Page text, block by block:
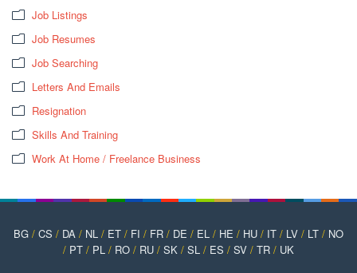
Job Listings
Job Resumes
Job Searching
Letters And Emails
Resignation
Skills And Training
Work At Home / Freelance Business
BG / CS / DA / NL / ET / FI / FR / DE / EL / HE / HU / IT / LV / LT / NO
/ PT / PL / RO / RU / SK / SL / ES / SV / TR / UK